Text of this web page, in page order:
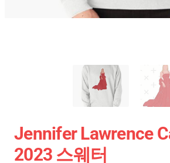
Jennifer Lawrence
2023 스웨터